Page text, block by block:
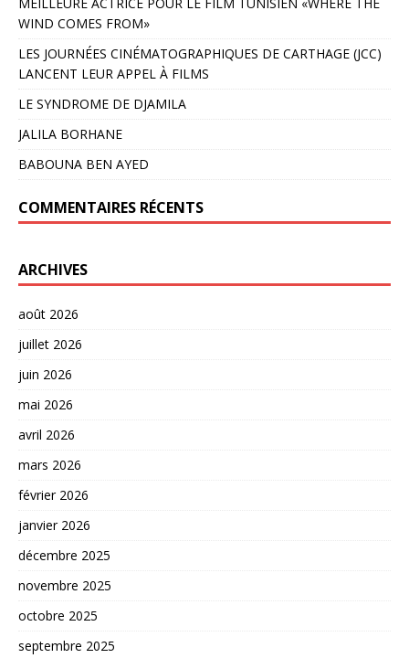
WIND COMES FROM»
LES JOURNÉES CINÉMATOGRAPHIQUES DE CARTHAGE (JCC)
LANCENT LEUR APPEL À FILMS
LE SYNDROME DE DJAMILA
JALILA BORHANE
BABOUNA BEN AYED
COMMENTAIRES RÉCENTS
ARCHIVES
août 2026
juillet 2026
juin 2026
mai 2026
avril 2026
mars 2026
février 2026
janvier 2026
décembre 2025
novembre 2025
octobre 2025
septembre 2025